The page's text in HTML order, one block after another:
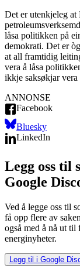
Det er utenkjeleg at
låsa politikken på
demokrati. Det er
at all framtidig
vera å låsa
ikkje saksøkjar
ANNONSE
Facebook
Bluesky
LinkedIn
Legg oss til
Google
Ved å legge oss til
få opp flere av
også med å nå ut til
energinyheter.
Legg til i Google